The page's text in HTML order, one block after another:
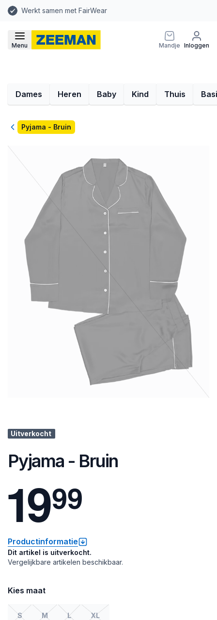
Werkt samen met FairWear
Menu Mandje Inloggen
Dames Heren Baby Kind Thuis
TerugPyjama - Bruin
Uitverkocht
Pyjama - Bruin
1999
Productinformatie
Dit artikel is uitverkocht.
Vergelijkbare artikelen beschikbaar.
Kies maat
S M L XL